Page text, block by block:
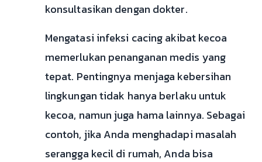
konsultasikan dengan dokter.
Mengatasi infeksi cacing akibat kecoa
memerlukan penanganan medis yang
tepat. Pentingnya menjaga kebersihan
lingkungan tidak hanya berlaku untuk
kecoa, namun juga hama lainnya. Sebagai
contoh, jika Anda menghadapi masalah
serangga kecil di rumah, Anda bisa